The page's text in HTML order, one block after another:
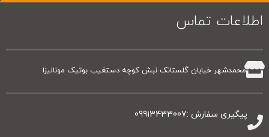
اطلاعات تماس
محمدشهر خیابان گلستانک نبش کوچه دستغیب بوتیک مونالیزا
پیگیری سفارش :09913433007